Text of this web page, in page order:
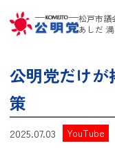
松戸市議
あしだ
公明党だけ
策
2025.07.03 YouTube